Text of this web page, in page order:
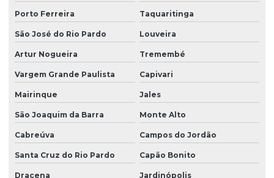
Limpeza e manutenção predial terceirizada
Limpeza predial terceirizada
Limpeza profissional em empresas
Limpeza profissional de piso
Limpeza profissional de pisos
Limpeza profissional pós obra
Porto Ferreira Taquaritinga
São José do Rio Pardo Louveira
Artur Nogueira Tremembé
Vargem Grande Paulista Capivari
Mairinque Jales
São Joaquim da Barra Monte Alto
Cabreúva Campos do Jordão
Santa Cruz do Rio Pardo Capão Bonito
Dracena Jardinópolis